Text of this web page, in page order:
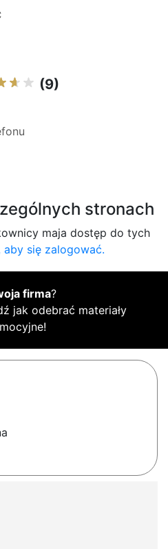
(9)
stronach
maja dostęp do tych
aby się zalogować.
firma?
jak odebrać materiały